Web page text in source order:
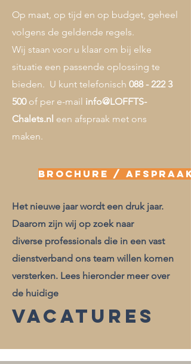
Op maat, op tijd en op budget, geheel
volgens de geldende regels.
Wij staan voor u klaar om bij elke
situatie een passende oplossing te
bieden. U kunt telefonisch 088 - 222 3
500of per e-mail info@LOFFTS-
Chalets.nl een afspraak met ons
maken.
BROCHURE / AFSPRAAK
Het nieuwe jaar wordt een druk jaar.
Daarom zijn wij op zoek naar
diverse professionals die in een vast
dienstverband ons team willen komen
versterken. Lees hieronder meer over
de huidige
VACATURES